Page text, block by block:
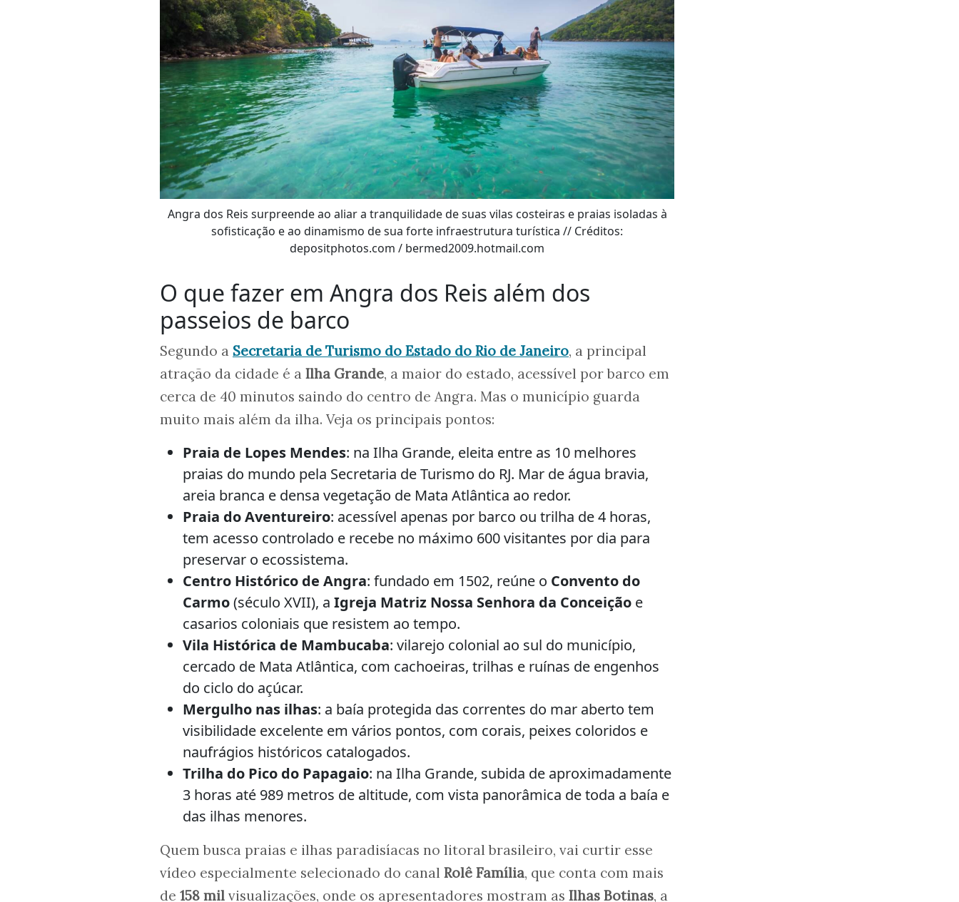
Angra dos Reis surpreende ao aliar a tranquilidade de suas vilas costeiras e praias isoladas à
sofisticação e ao dinamismo de sua forte infraestrutura turística // Créditos:
depositphotos.com / bermed2009.hotmail.com
O que fazer em Angra dos Reis além dos
passeios de barco
Segundo a Secretaria de Turismo do Estado do Rio de Janeiro, a principal
atração da cidade é a Ilha Grande, a maior do estado, acessível por barco em
cerca de 40 minutos saindo do centro de Angra. Mas o município guarda
muito mais além da ilha. Veja os principais pontos:
Praia de Lopes Mendes: na Ilha Grande, eleita entre as 10 melhores
praias do mundo pela Secretaria de Turismo do RJ. Mar de água bravia,
areia branca e densa vegetação de Mata Atlântica ao redor.
Praia do Aventureiro: acessível apenas por barco ou trilha de 4 horas,
tem acesso controlado e recebe no máximo 600 visitantes por dia para
preservar o ecossistema.
Centro Histórico de Angra: fundado em 1502, reúne o Convento do
Carmo(século XVII), a Igreja Matriz Nossa Senhora da Conceição e
casarios coloniais que resistem ao tempo.
Vila Histórica de Mambucaba: vilarejo colonial ao sul do município,
cercado de Mata Atlântica, com cachoeiras, trilhas e ruínas de engenhos
do ciclo do açúcar.
Mergulho nas ilhas: a baía protegida das correntes do mar aberto tem
visibilidade excelente em vários pontos, com corais, peixes coloridos e
naufrágios históricos catalogados.
Trilha do Pico do Papagaio: na Ilha Grande, subida de aproximadamente
3 horas até 989 metros de altitude, com vista panorâmica de toda a baía e
das ilhas menores.
Quem busca praias e ilhas paradisíacas no litoral brasileiro, vai curtir esse
vídeo especialmente selecionado do canal Rolê Família, que conta com mais
de 158 mil visualizações, onde os apresentadores mostram as Ilhas Botinas, a